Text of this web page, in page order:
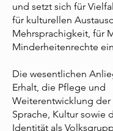
und setzt sich für
für kulturellen
Mehrsprachigkeit, für
Minderheitenrechte
Die wesentlichen
Erhalt, die Pflege und
Weiterentwicklung der
Sprache, Kultur sowie
Identität als